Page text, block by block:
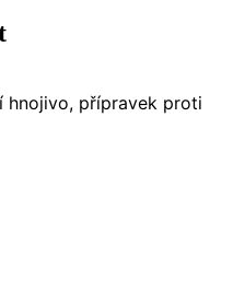
hnojivo, přípravek proti